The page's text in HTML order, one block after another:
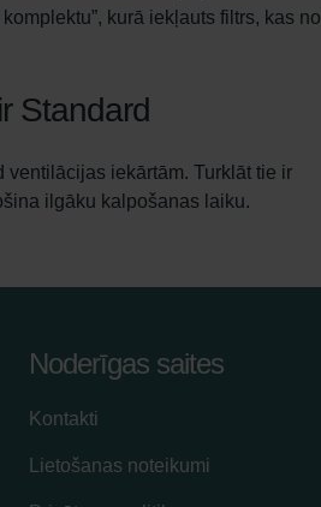
kurā iekļauts filtrs, kas no
Standard
iekārtām. Turklāt tie ir
ilgāku kalpošanas laiku.
Noderīgas saites
Kontakti
Lietošanas noteikumi